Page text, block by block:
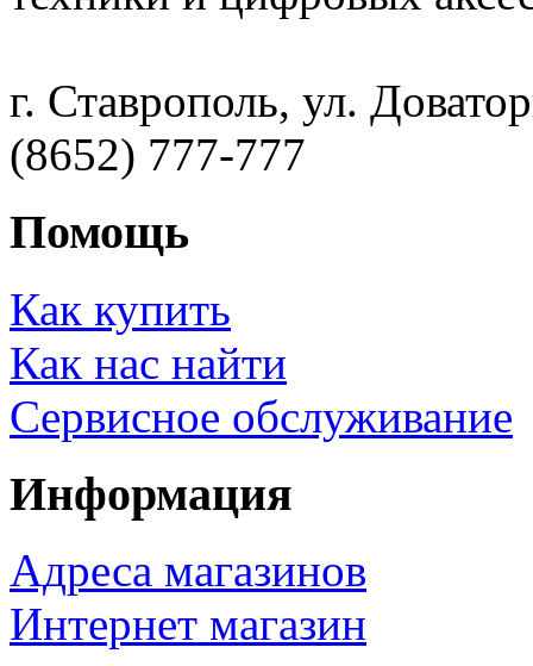
г. Ставрополь, ул.
(8652) 777-777
Помощь
Как купить
Как нас найти
Сервисное обслуживание
Информация
Адреса магазинов
Интернет магазин